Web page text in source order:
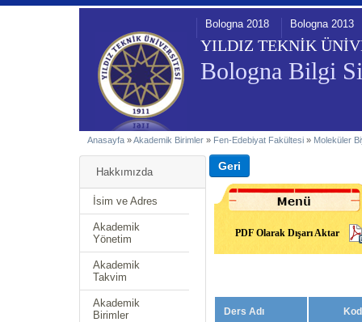
YILDIZ TEKNİK
Bologna Bilgi
Bologna 2018 Bologna 2013
Anasayfa »Akademik Birimler » Fen-Edebiyat Fakültesi » Moleküler
Hakkımızda
İsim ve Adres
Akademik
Yönetim
Akademik
Takvim
Akademik
Birimler
PDF Olarak Dışarı Aktar
Ders Adı